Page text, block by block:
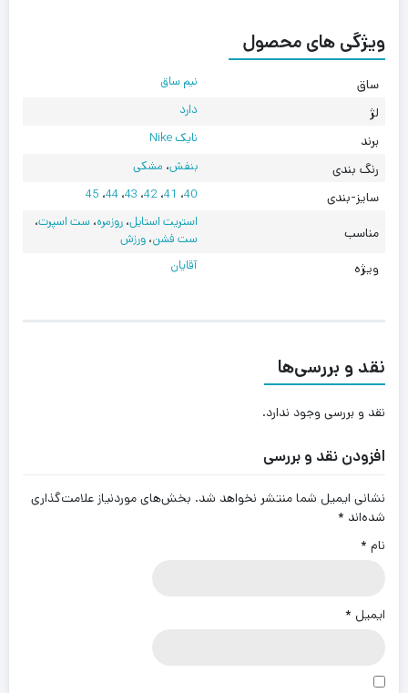
ویژگی های محصول
ساق نیم ساق
لژ دارد
برند نایک Nike
رنگ بندی بنفش، مشکی
سایز-بندی 40، 41،42، 43،44، 45
مناسب
استریت استایل،روزمره،ست اسپرت،
ست فشن،ورزش
ویژه آقایان
نقد و بررسی‌ها
نقد و بررسی وجود ندارد.
افزودن نقد و بررسی
نشانی ایمیل شما منتشر نخواهد شد. بخش‌های موردنیاز علامت‌گذاری
شده‌اند *
نام *
ایمیل *